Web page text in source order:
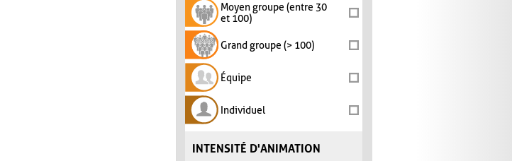
Moyen groupe (entre 30
et 100)
Grand groupe (> 100)
Équipe
Individuel
INTENSITÉ D'ANIMATION